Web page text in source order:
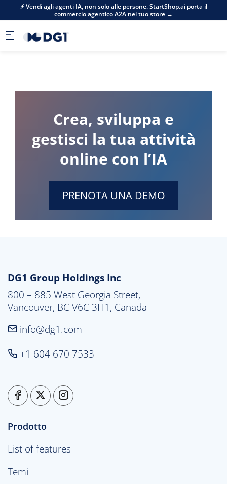
Skip to main content
⚡ Vendi agli agenti IA, non solo alle persone. StartShop.ai porta il
commercio agentico A2A nel tuo store →
Crea, sviluppa e
gestisci la tua attività
online con l’IA
PRENOTA UNA DEMO
DG1 Group Holdings Inc
800 – 885 West Georgia Street,
Vancouver, BC V6C 3H1, Canada
info@dg1.com
+1 604 670 7533
Prodotto
List of features
Temi